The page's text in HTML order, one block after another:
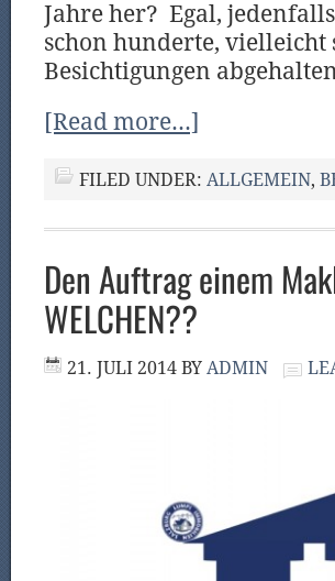
Jahre her? Egal,
schon hunderte, vielleicht
Besichtigungen
[Read more…]
FILED UNDER: ALLGEMEIN,
Den Auftrag einem
WELCHEN??
21. JULI 2014 BY ADMIN